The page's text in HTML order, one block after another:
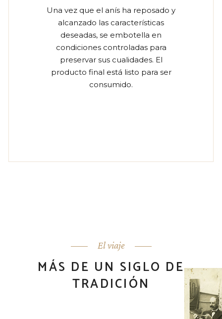
Una vez que el anís ha reposado y
alcanzado las características
deseadas, se embotella en
condiciones controladas para
preservar sus cualidades. El
producto final está listo para ser
consumido.
El viaje
MÁS DE UN SIGLO DE
TRADICIÓN